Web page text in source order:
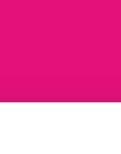
You’re interested in